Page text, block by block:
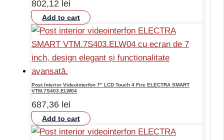
802,12 lei
Add to cart
Post Interior Videointerfon 7″ LCD Touch 4 Fire ELECTRA SMART
VTM.7S403.ELW04
687,36 lei
Add to cart